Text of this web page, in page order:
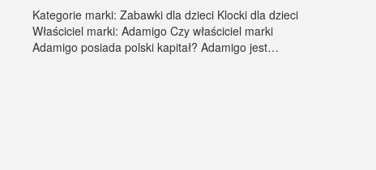
Kategorie marki: Zabawki dla dzieci Klocki dla dzieci
Właściciel marki: Adamigo Czy właściciel marki
Adamigo posiada polski kapitał? Adamigo jest…